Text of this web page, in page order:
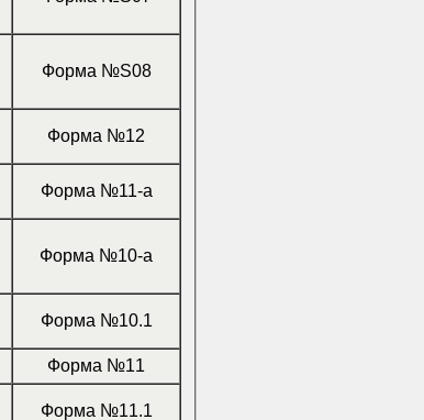
Форма №S08
Форма №12
Форма №11-а
Форма №10-а
Форма №10.1
Форма №11
Форма №11.1